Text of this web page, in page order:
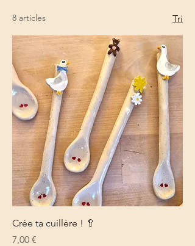
8 articles Tri
Crée ta cuillère ! 🥄
Prix
7,00 €